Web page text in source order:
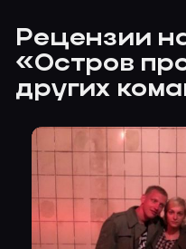
Рецензии
«Остров
других